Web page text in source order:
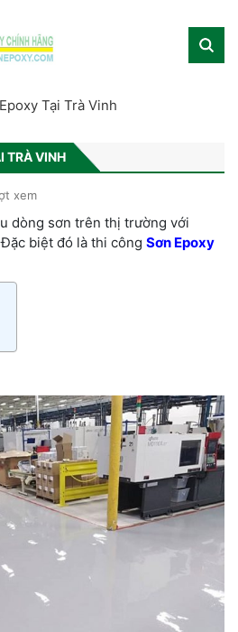
Tại Trà Vinh
TRÀ VINH
xem
dòng sơn trên thị trường với
biệt đó là thi công Sơn Epoxy